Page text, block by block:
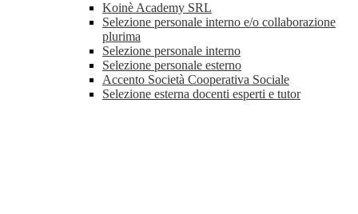
Koinè Academy SRL
Selezione personale interno e/o collaborazione
plurima
Selezione personale interno
Selezione personale esterno
Accento Società Cooperativa Sociale
Selezione esterna docenti esperti e tutor